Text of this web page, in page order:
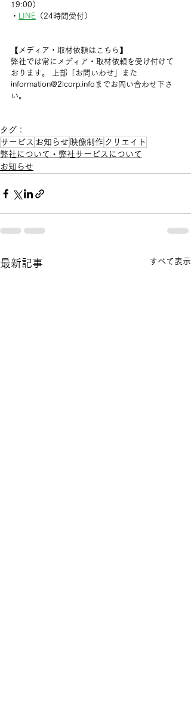
19:00）
・
LINE （24時間受付）
【メディア・取材依頼はこちら】
弊社では常にメディア・取材依頼を受け付けて
おります。 上部「お問いわせ」また
information@2lcorp.infoまでお問い合わせ下さ
い。
タグ：
サービス お知らせ 映像制作 クリエイト
弊社について・弊社サービスについて
お知らせ
最新記事 すべて表示